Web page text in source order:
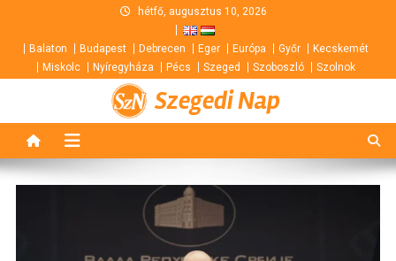
content
hétfő, augusztus 10, 2026
Balaton Budapest Debrecen Eger Európa Győr
Kecskemét
Miskolc
Nyíregyháza Pécs Szeged Szoboszló Szolnok
Szegedi Nap